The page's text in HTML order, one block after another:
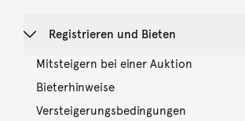
Registrieren und Bieten
Mitsteigern bei einer Auktion
Bieterhinweise
Versteigerungsbedingungen